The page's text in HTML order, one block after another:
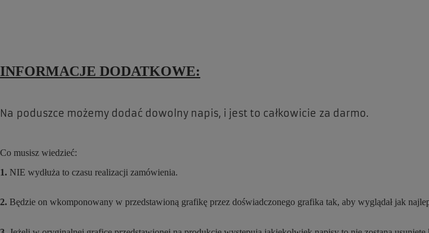
INFORMACJE DODATKOWE:
Na poduszce możemy dodać dowolny napis, i jest to całkowicie za darmo.
Co musisz wiedzieć:
1. NIE wydłuża to czasu realizacji zamówienia.
2. Będzie on wkomponowany w przedstawioną grafikę przez doświadczonego grafika tak, aby wyglądał jak